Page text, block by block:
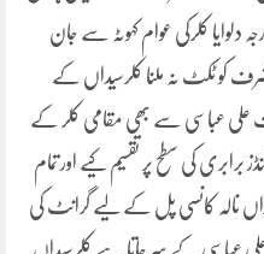
دلوایا کلرکی عوام کہوٹہ سے جان
کو ٹکٹ نہ ملنا کلرسیداں کے
علی عباسی سے بھی مقامی کلر کے
کی سطح پر تقسیم کیے اور تمام
نالہ کانسی پل کے لیے گرانٹ کی
عباسی کے سر جاتا ہے کلرسیداں